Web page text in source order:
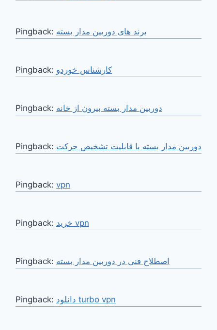
Pingback: برند های دوربین مدار بسته
Pingback: کارشناس خوردو
Pingback: دوربین مدار بسته بیرون از خانه
Pingback: دوربین مدار بسته با قابلیت تشخیص حرکت
Pingback: vpn
Pingback: خرید vpn
Pingback: اصطلاح فنی در دوربین مدار بسته
Pingback: دانلود turbo vpn